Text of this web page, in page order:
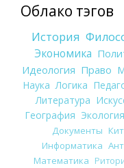
Облако тэгов
История
Экономика
Идеология Право
Наука Логика
Литература
География Экология
Документы
Информатика
Математика